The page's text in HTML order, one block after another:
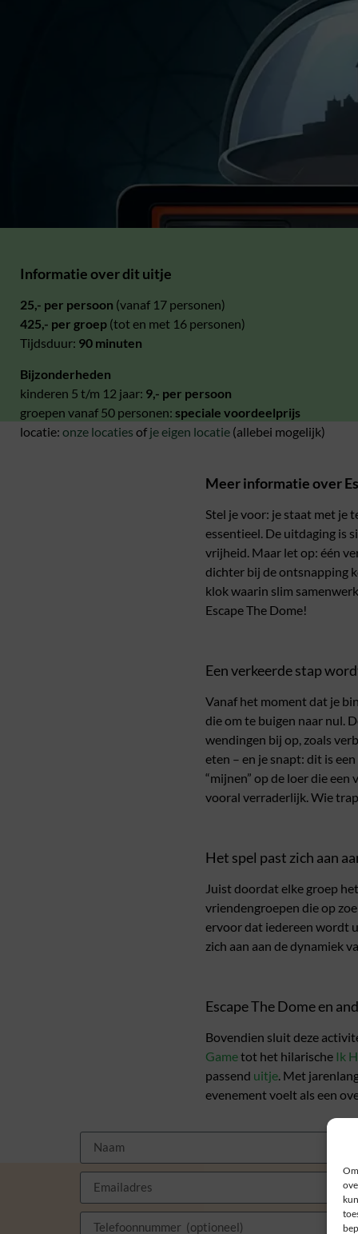
Informatie over dit uitje
25,- per persoon (vanaf 17 personen)
425,- per groep (tot en met 16 personen)
Tijdsduur: 90 minuten
Bijzonderheden
kinderen 5 t/m 12 jaar: 9,- per persoon
groepen vanaf 50 personen: speciale voordeelprijs
locatie: onze locaties of je eigen locatie (allebei mogelijk)
Meer informatie over
Stel je voor: je staat met je
essentieel. De uitdaging is
vrijheid. Maar let op: één
dichter bij de ontsnapping
klok waarin slim
Escape The Dome!
Een verkeerde stap
Vanaf het moment dat je
die om te buigen naar nul.
wendingen bij op, zoals
eten – en je snapt: dit is
“mijnen” op de loer die
vooral verraderlijk. Wie
Het spel past zich aan
Juist doordat elke groep
vriendengroepen die op
ervoor dat iedereen wordt
zich aan aan de dynamiek
Escape The Dome en
Bovendien sluit deze
Gametot het hilarische Ik
passend uitje . Met
evenement voelt als een